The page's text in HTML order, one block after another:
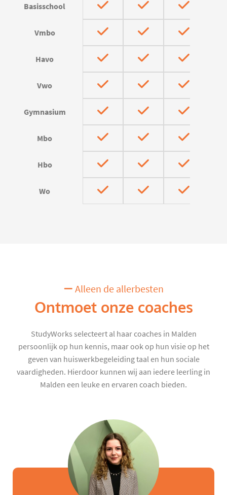
Basisschool
Vmbo
Havo
Vwo
Gymnasium
Mbo
Hbo
Wo
Alleen de allerbesten
Ontmoet onze coaches
StudyWorks selecteert al haar coaches in Malden
persoonlijk op hun kennis, maar ook op hun visie op het
geven van huiswerkbegeleiding taal en hun sociale
vaardigheden. Hierdoor kunnen wij aan iedere leerling in
Malden een leuke en ervaren coach bieden.